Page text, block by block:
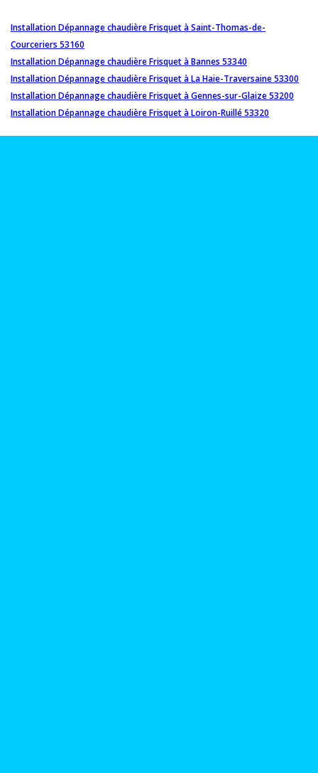
Installation Dépannage chaudière Frisquet à Saint-Thomas-de-
Courceriers 53160
Installation Dépannage chaudière Frisquet à Bannes 53340
Installation Dépannage chaudière Frisquet à La Haie-Traversaine 53300
Installation Dépannage chaudière Frisquet à Gennes-sur-Glaize 53200
Installation Dépannage chaudière Frisquet à Loiron-Ruillé 53320